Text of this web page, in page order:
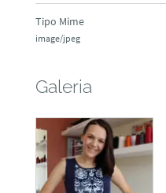
Tipo Mime
image/jpeg
Galeria